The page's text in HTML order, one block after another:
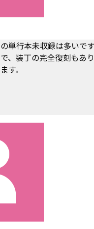
単行本未収録は多いで
、装丁の完全復刻もあ
す。